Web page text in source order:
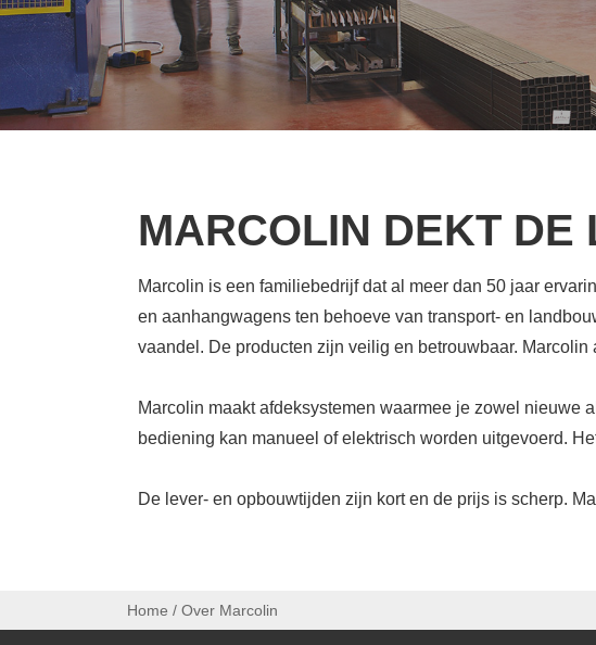
MARCOLIN DEKT DE
Marcolin is een familiebedrijf dat al meer dan 50 jaar
en aanhangwagens ten behoeve van transport- en
vaandel. De producten zijn veilig en betrouwbaar.
Marcolin maakt afdeksystemen waarmee je zowel nieuwe
bediening kan manueel of elektrisch worden uitgevoerd.
De lever- en opbouwtijden zijn kort en de prijs is scherp.
Home / Over Marcolin